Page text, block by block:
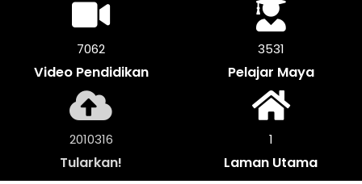
7902
Video Pendidikan
3951
Pelajar Maya
2247728
Tularkan!
1
Laman Utama